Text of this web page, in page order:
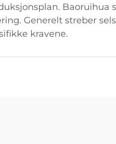
Baoruihua
Generelt streber
kravene.